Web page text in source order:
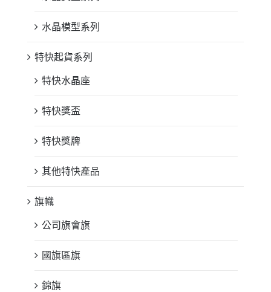
水晶模型系列
特快起貨系列
特快水晶座
特快獎盃
特快獎牌
其他特快產品
旗幟
公司旗會旗
國旗區旗
錦旗